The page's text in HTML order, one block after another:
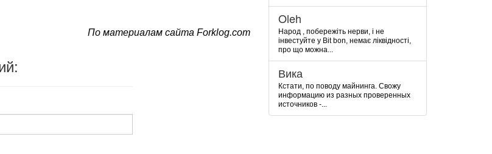
По материалам сайта Forklog.com
Oleh
Народ , побережіть нерви, і не
інвестуйте у Bit bon, немає ліквідності,
про що можна...
Вика
Кстати, по поводу майнинга. Свожу
информацию из разных проверенных
источников -...